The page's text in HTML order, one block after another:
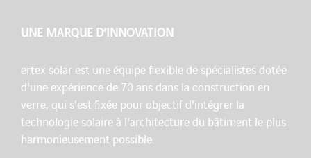
UNE MARQUE D’INNOVATION
ertex solar est une équipe flexible de spécialistes dotée
d'une expérience de 70 ans dans la construction en
verre, qui s'est fixée pour objectif d'intégrer la
technologie solaire à l'architecture du bâtiment le plus
harmonieusement possible.